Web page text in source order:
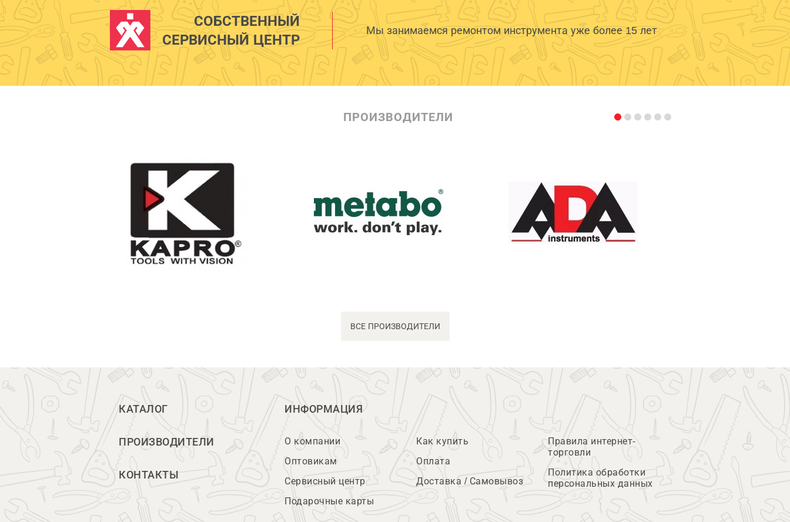
СОБСТВЕННЫЙ
СЕРВИСНЫЙ ЦЕНТР
Мы занимаемся ремонтом инструмента уже более 15 лет
ПРОИЗВОДИТЕЛИ
ВСЕ ПРОИЗВОДИТЕЛИ
КАТАЛОГ
ПРОИЗВОДИТЕЛИ
КОНТАКТЫ
ИНФОРМАЦИЯ
О компании
Оптовикам
Сервисный центр
Подарочные карты
Как купить
Оплата
Доставка / Самовывоз
Правила интернет-
торговли
Политика обработки
персональных данных